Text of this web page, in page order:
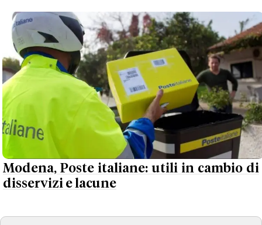
Modena, Poste italiane: utili in cambio di
disservizi e lacune